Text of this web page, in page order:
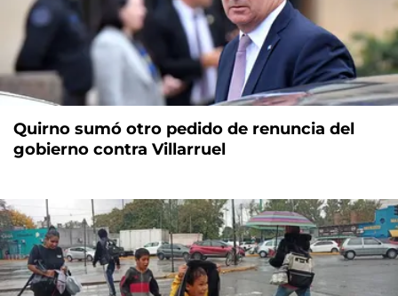
Quirno sumó otro pedido de renuncia del
gobierno contra Villarruel